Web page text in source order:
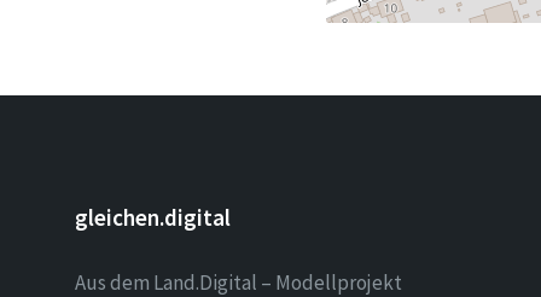
gleichen.digital
Aus dem Land.Digital – Modellprojekt